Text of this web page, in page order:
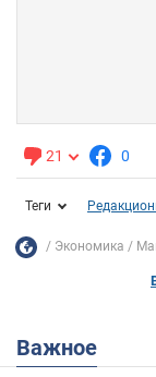
21 0
Теги
Экономика
Важное